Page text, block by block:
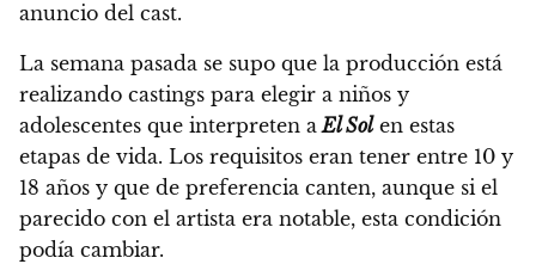
anuncio del cast.
La semana pasada se supo que la producción está
realizando castings para elegir a niños y
adolescentes que interpreten aEl Solen estas
etapas de vida. Los requisitos eran tener entre 10 y
18 años y que de preferencia canten, aunque si el
parecido con el artista era notable, esta condición
podía cambiar.